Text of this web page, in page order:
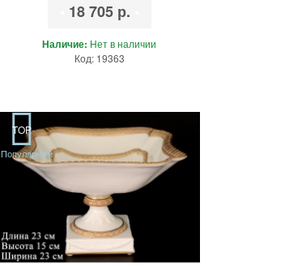
18 705 р.
Наличие: Нет в наличии
Код: 19363
TOP
Популярный